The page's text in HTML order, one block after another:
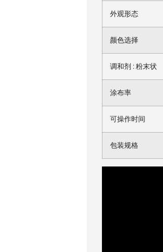
外观形态
颜色选择
调和剂 : 粉末状
涂布率
可操作时间
包装规格